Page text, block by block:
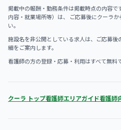
掲載中の報酬・勤務条件は掲載時点の内容
内容・就業場所等）は、 ご応募後にクーラ
い。
施設名を非公開としている求人は、ご応募
細をご案内します。
看護師の方の登録・応募・利用はすべて無料で
クーラ トップ看護師エリアガイド看護師